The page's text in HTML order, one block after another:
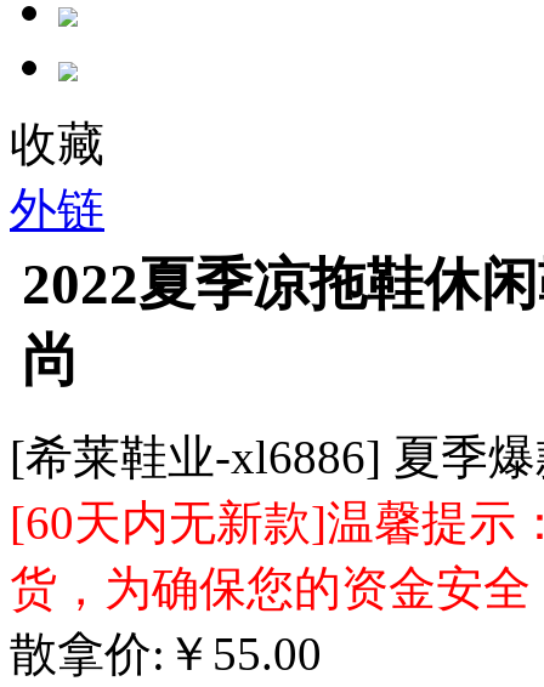
收藏
外链
2022夏季凉拖鞋休
尚
[希莱鞋业-xl6886] 夏季
[60天内无新款]温馨提示
货，为确保您的资金安
散拿价: ￥ 55.00